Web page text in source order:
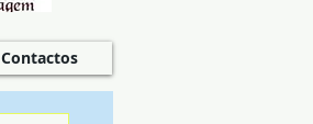
Contactos